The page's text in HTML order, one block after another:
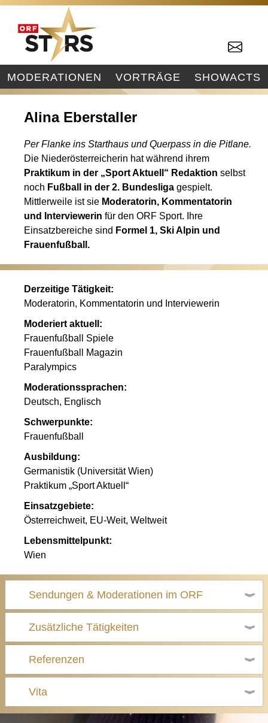
MODERATIONEN VORTRÄGE SHOWACTS
Alina Eberstaller
Per Flanke ins Starthaus und Querpass in die Pitlane.
Die Niederösterreicherin hat während ihrem
Praktikum in der „Sport Aktuell“ Redaktion selbst
noch Fußball in der 2. Bundesliga gespielt.
Mittlerweile ist sie Moderatorin, Kommentatorin
und Interviewerin für den ORF Sport. Ihre
Einsatzbereiche sind Formel 1, Ski Alpin und
Frauenfußball.
Derzeitige Tätigkeit:
Moderatorin, Kommentatorin und Interviewerin
Moderiert aktuell:
Frauenfußball Spiele
Frauenfußball Magazin
Paralympics
Moderationssprachen:
Deutsch, Englisch
Schwerpunkte:
Frauenfußball
Ausbildung:
Germanistik (Universität Wien)
Praktikum „Sport Aktuell“
Einsatzgebiete:
Österreichweit, EU-Weit, Weltweit
Lebensmittelpunkt:
Wien
Sendungen & Moderationen im ORF
Zusätzliche Tätigkeiten
Referenzen
Vita